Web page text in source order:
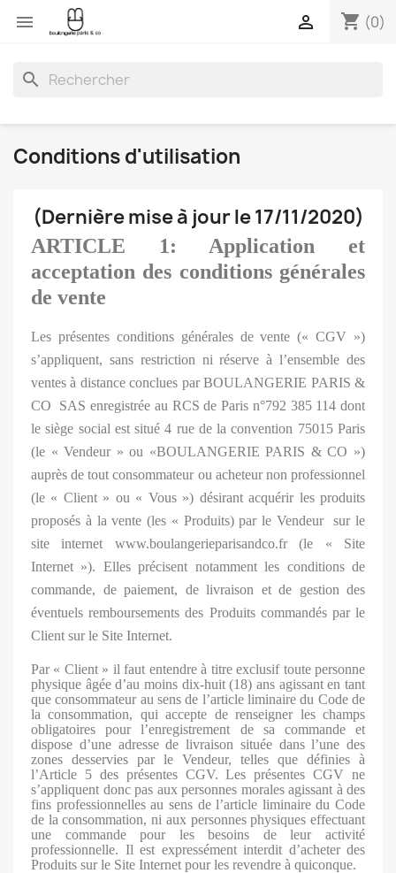
 shopping_cart (0)

search
Conditions d'utilisation
(Dernière mise à jour le 17/11/2020)
ARTICLE 1: Application et
acceptation des conditions générales
de vente
Les présentes conditions générales de vente (« CGV »)
s’appliquent, sans restriction ni réserve à l’ensemble des
ventes à distance conclues par BOULANGERIE PARIS &
CO
SAS enregistrée au RCS de Paris n°792 385 114 dont
le siège social est situé 4 rue de la convention 75015 Paris
(le « Vendeur » ou «BOULANGERIE PARIS & CO »)
auprès de tout consommateur ou acheteur non professionnel
(le « Client » ou « Vous ») désirant acquérir les produits
proposés à la vente (les « Produits) par le Vendeur
sur le
site internet www.boulangerieparisandco.fr (le « Site
Internet »). Elles précisent notamment les conditions de
commande, de paiement, de livraison et de gestion des
éventuels remboursements des Produits commandés par le
Client sur le Site Internet.
Par « Client » il faut entendre à titre exclusif toute personne
physique âgée d’au moins dix-huit (18) ans agissant en tant
que consommateur au sens de l’article liminaire du Code de
la consommation, qui accepte de renseigner les champs
obligatoires pour l’enregistrement de sa commande et
dispose d’une adresse de livraison située dans l’une des
zones desservies par le Vendeur, telles que définies à
l’Article 5 des présentes CGV. Les présentes CGV ne
s’appliquent donc pas aux personnes morales agissant à des
fins professionnelles au sens de l’article liminaire du Code
de la consommation, ni aux personnes physiques effectuant
une commande pour les besoins de leur activité
professionnelle. Il est expressément interdit d’acheter des
Produits sur le Site Internet pour les revendre à quiconque.